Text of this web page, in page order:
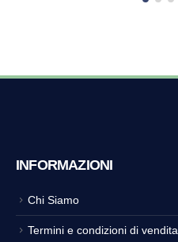
INFORMAZIONI
Chi Siamo
Termini e condizioni di vendita